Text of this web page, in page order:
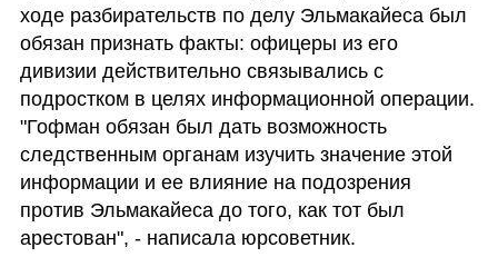
ходе разбирательств по делу Эльмакайеса был
обязан признать факты: офицеры из его
дивизии действительно связывались с
подростком в целях информационной операции.
"Гофман обязан был дать возможность
следственным органам изучить значение этой
информации и ее влияние на подозрения
против Эльмакайеса до того, как тот был
арестован", - написала юрсоветник.